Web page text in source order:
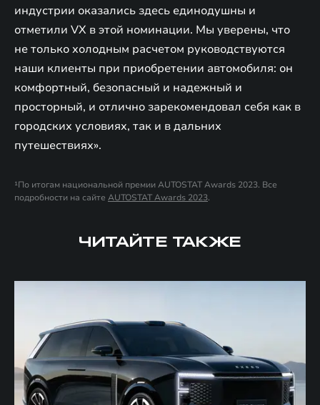
индустрии оказались здесь единодушны и
отметили VX в этой номинации. Мы уверены, что
не только холодным расчетом руководствуются
наши клиенты при приобретении автомобиля: он
комфортный, безопасный и надежный и
просторный, и отлично зарекомендовал себя как в
городских условиях, так и в дальних
путешествиях».
¹По итогам национальной премии AUTOSTAT Awards 2023. Все
подробности на сайте AUTOSTAT Awards 2023.
ЧИТАЙТЕ ТАКЖЕ